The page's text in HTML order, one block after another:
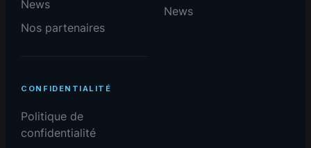
News
Nos partenaires
News
CONFIDENTIALITÉ
Politique de
confidentialité